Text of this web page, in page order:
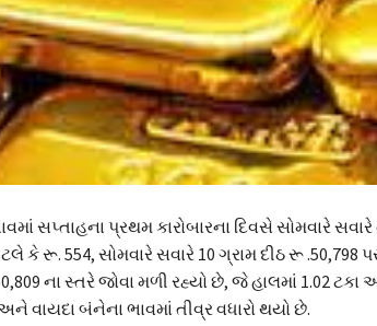
સપ્તાહના પ્રથમ કારોબારના દિવસે સોમવારે
કે રૂ. 554, સોમવારે સવારે 10 ગ્રામ દીઠ રૂ
ના સ્તરે જોવા મળી રહ્યો છે, જે હાલમાં 1.02
વાયદા બંનેના ભાવમાં તીવ્ર વધારો થયો છે.